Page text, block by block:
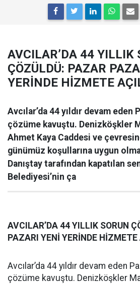
AVCILAR’DA 44 YILLIK
ÇÖZÜLDÜ: PAZAR
YERİNDE HİZMETE
Avcılar’da 44 yıldır devam eden
çözüme kavuştu. Denizköşkler
Ahmet Kaya Caddesi ve
günümüz koşullarına uygun
Danıştay tarafından kapatılan
Belediyesi’nin ça
AVCILAR’DA 44 YILLIK SORUN
PAZARI YENİ YERİNDE HİZMETE
Avcılar’da 44 yıldır devam eden
çözüme kavuştu. Denizköşkler